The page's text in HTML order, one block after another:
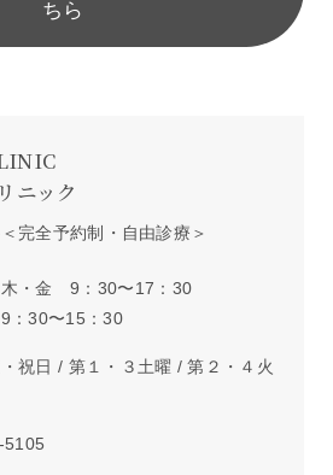
ちら
ニック
完全予約制・自由診療＞
木・金 9：30〜17：30
：30〜15：30
祝日 / 第１・３土曜 / 第２・４火
5105